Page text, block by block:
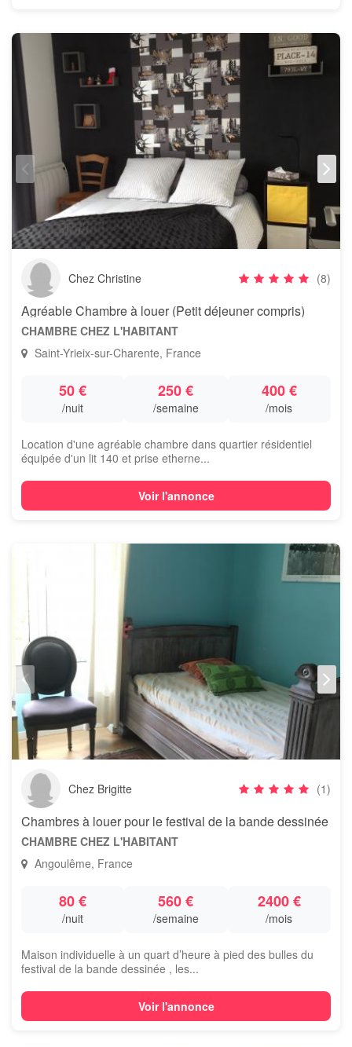
Chez Christine (8)
Agréable Chambre à louer (Petit déjeuner compris)
CHAMBRE CHEZ L'HABITANT
Saint-Yrieix-sur-Charente, France
50 €
/nuit
250 €
/semaine
400 €
/mois
Location d'une agréable chambre dans quartier résidentiel
équipée d'un lit 140 et prise etherne...
Voir l'annonce
Chez Brigitte (1)
Chambres à louer pour le festival de la bande dessinée
CHAMBRE CHEZ L'HABITANT
Angoulême, France
80 €
/nuit
560 €
/semaine
2400 €
/mois
Maison individuelle à un quart d’heure à pied des bulles du
festival de la bande dessinée , les...
Voir l'annonce